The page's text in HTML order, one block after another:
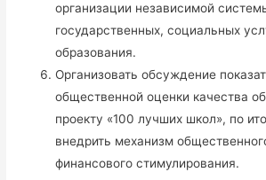
организации независимой
государственных, социальных
образования.
Организовать обсуждение
общественной оценки качества
проекту «100 лучших школ», по
внедрить механизм
финансового стимулирования.